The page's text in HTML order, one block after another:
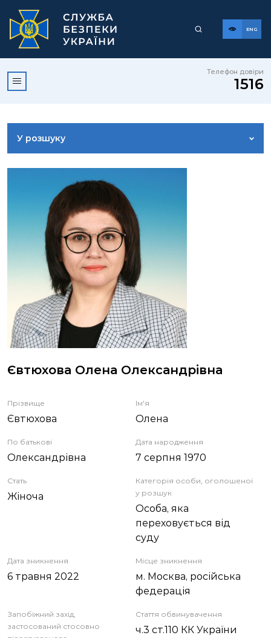
ENG
Телефон довіри
1516
У розшуку
ДОСТУП ДО ПУБЛІЧНОЇ ІНФОРМАЦІЇ
ЗВЕРНЕННЯ ГРОМАДЯН
КОРИСНА ІНФОРМАЦІЯ
НОРМАТИВНО-ПРАВОВА БАЗА
ДЕМОКРАТИЧНИЙ КОНТРОЛЬ
ПОВІСТКИ
Євтюхова Олена Олександрівна
Прізвище
Євтюхова
Ім'я
Олена
По батькові
Олександрівна
Дата народження
7 серпня 1970
Стать
Жіноча
Категорія особи, оголошеної
у розшук
Особа, яка
переховується від
суду
Дата зникнення
6 травня 2022
Місце зникнення
м. Москва, російська
федерація
Запобіжний захід,
застосований стосовно
Стаття обвинувачення
ч.3 ст.110 КК України